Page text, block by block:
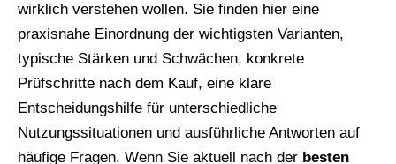
wirklich verstehen wollen. Sie finden hier eine
praxisnahe Einordnung der wichtigsten Varianten,
typische Stärken und Schwächen, konkrete
Prüfschritte nach dem Kauf, eine klare
Entscheidungshilfe für unterschiedliche
Nutzungssituationen und ausführliche Antworten auf
häufige Fragen. Wenn Sie aktuell nach der besten